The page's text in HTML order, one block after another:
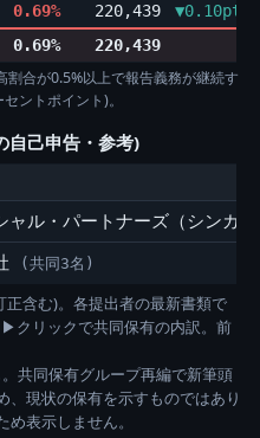
0.69% 220,439 ▼0.10pt
0.69% 220,439
割合が0.5%以上で報告義務が継続す
ントポイント)。
自己申告・参考)
ャル・パートナーズ（シンガ
(共同3名)
正含む)。各提出者の最新書類で
クリックで共同保有の内訳。前
共同保有グループ再編で新筆頭
、現状の保有を示すものではあり
表示しません。